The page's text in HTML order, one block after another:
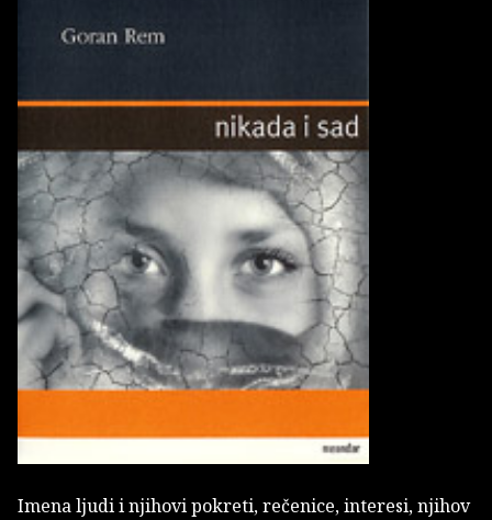
Imena ljudi i njihovi pokreti, rečenice, interesi, njihov